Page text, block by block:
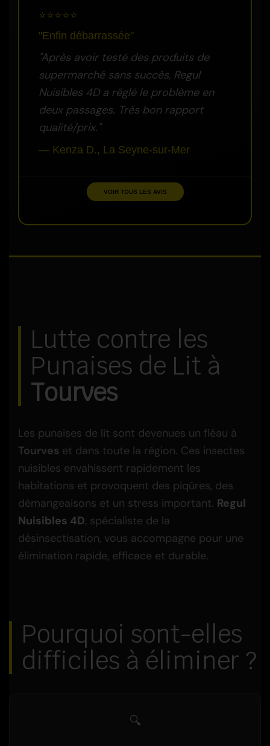
⭐⭐⭐⭐⭐
"Enfin débarrassée"
"Après avoir testé des produits de
supermarché sans succès, Regul
Nuisibles 4D a réglé le problème en
deux passages. Très bon rapport
qualité/prix."
— Kenza D., La Seyne-sur-Mer
VOIR TOUS LES AVIS
Lutte contre les
Punaises de Lit à
Tourves
Les punaises de lit sont devenues un fléau à
Tourves et dans toute la région. Ces insectes
nuisibles envahissent rapidement les
habitations et provoquent des piqûres, des
démangeaisons et un stress important. Regul
Nuisibles 4D, spécialiste de la
désinsectisation, vous accompagne pour une
élimination rapide, efficace et durable.
Pourquoi sont-elles
difficiles à éliminer ?
🔍